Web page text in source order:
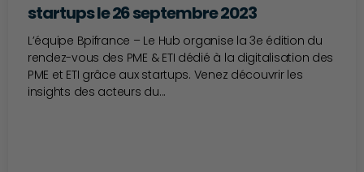
startups le 26 septembre 2023
L’équipe Bpifrance – Le Hub organise la 3e édition du
rendez-vous des PME & ETI dédié à la digitalisation des
PME et ETI grâce aux startups. Venez découvrir les
insights des acteurs du...